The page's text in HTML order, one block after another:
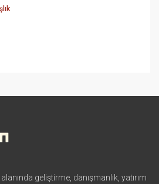
geliştirme, danışmanlık, yatırım